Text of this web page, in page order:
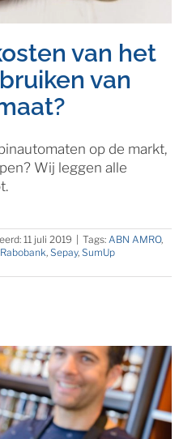
van het
van
op de markt,
Wij leggen alle
11 juli 2019 Tags: ABN AMRO,
Rabobank, Sepay, SumUp